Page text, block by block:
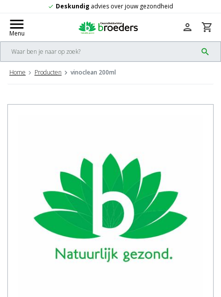
advies over jouw gezondheid
menu
Menu
search
person shopping_cart
Home Producten vinoclean 200ml